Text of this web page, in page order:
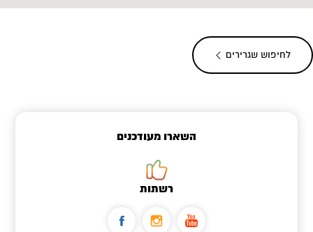
לחיפוש שגרירים
השארו מעודכנים
רשתות